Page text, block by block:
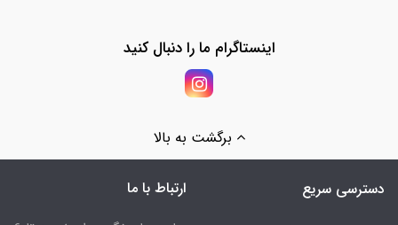
اینستاگرام ما را دنبال کنید
برگشت به بالا
دسترسی سریع ارتباط با ما